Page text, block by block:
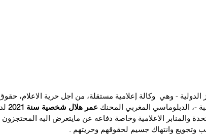
- وهي  وكالة إعلامية مستقلة، من اجل حرية الاعلام،
-، الدبلوماسي المغربي المحنك عمر هلال شخصية سنة 2021
والمنابر الاعلامية وخاصة دفاعه عن مايتعرض اليه
وتجويع وانتهاك جسيم لحقوقهم وحريتهم .